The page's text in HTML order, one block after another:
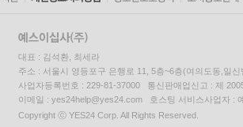
대표 : 김석환, 최세라
주소 : 서울시 영등포구 은행로 11, 5층~6층(여의도동,일신
사업자등록번호 : 229-81-37000 통신판매업신고 : 제
이메일 : yes24help@yes24.com 호스팅 서비스사업자 :
Copyright ⓒ YES24 Corp. All Rights Reserved.